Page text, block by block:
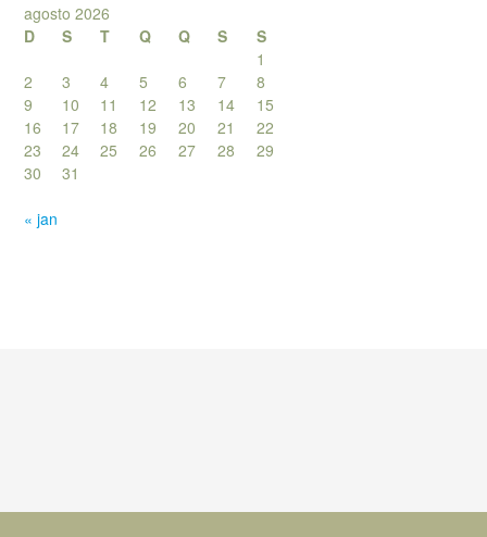
agosto 2026
D
S T Q Q S
S
1
2
3 4 5 6 7
8
9
10 11 12 13 14
15
16
17 18 19 20 21
22
23
24 25 26 27 28
29
30
31
« jan